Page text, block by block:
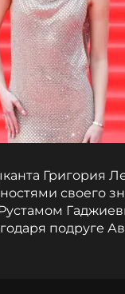
Григория
своего
подруге